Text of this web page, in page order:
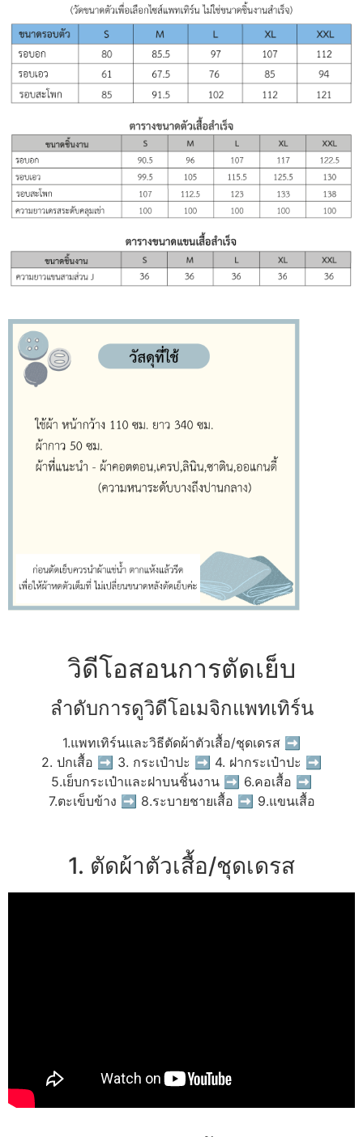
วิดีโอสอนการตัดเย็บ
ลำดับการดูวิดีโอเมจิกแพทเทิร์น
1.แพทเทิร์นและวิธีตัดผ้าตัวเสื้อ/ชุดเดรส ➡
2. ปกเสื้อ ➡ 3. กระเป๋าปะ ➡ 4. ฝากระเป๋าปะ ➡
5.เย็บกระเป๋าและฝาบนชิ้นงาน ➡ 6.คอเสื้อ ➡
7.ตะเข็บข้าง ➡ 8.ระบายชายเสื้อ ➡ 9.แขนเสื้อ
1. ตัดผ้าตัวเสื้อ/ชุดเดรส